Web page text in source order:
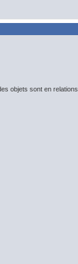
objets sont en relations
st_contains